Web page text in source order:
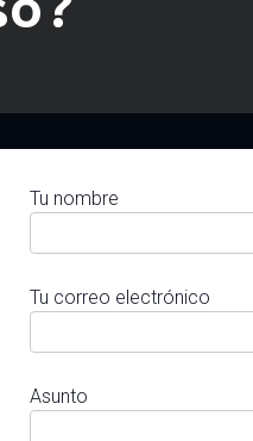
Tu nombre
Tu correo electrónico
Asunto